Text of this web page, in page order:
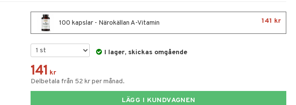
100 kapslar - Närokällan A-Vitamin 141 kr
I lager, skickas omgående
141 kr
Delbetala från 52 kr per månad.
LÄGG I KUNDVAGNEN